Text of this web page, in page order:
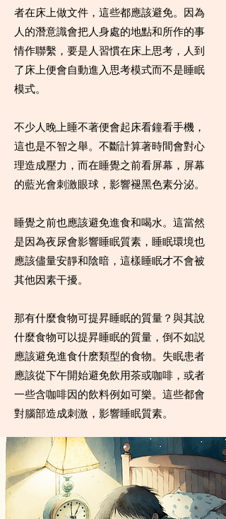
者在床上做文件，這些都應該避免。因為
人的潛意識會把人身處的地點和所作的事
情作聯繫，要是人習慣在床上思考，人到
了床上便會自動進入思考模式而不是睡眠
模式。
不少人晚上睡不著便會起床看鐘看手機，
這也是不智之舉。不斷計算著時間會對心
理造成壓力，而在睡覺之前看屏幕，屏幕
的藍光會刺激眼球，影響褪黑色素分泌。
睡覺之前也應該避免進食和喝水。這當然
是因為夜尿會影響睡眠質素，睡眠環境也
應該儘量安靜和陰暗，這樣睡眠才不會被
其他因素干擾。
那有什麼食物可提昇睡眠的質量？與其說
什麼食物可以提昇睡眠的質量，倒不如説
應該避免進食什麽類型的食物。失眠患者
應該從下午開始避免飲用茶或咖啡，或者
一些含咖啡因的飲料例如可樂。這些都會
對腦部造成刺激，影響睡眠質素。